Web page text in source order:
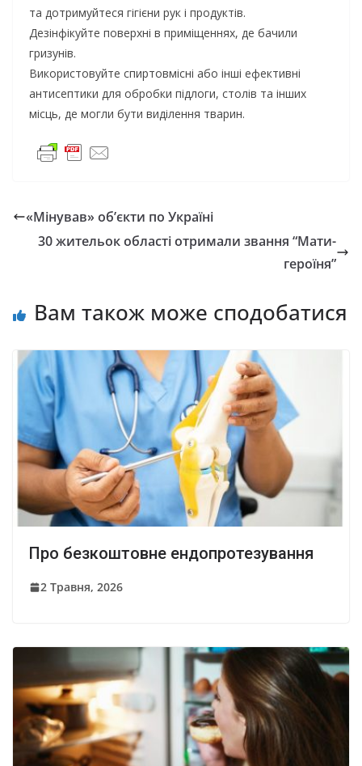
та дотримуйтеся гігієни рук і продуктів.
Дезінфікуйте поверхні в приміщеннях, де бачили
гризунів.
Використовуйте спиртовмісні або інші ефективні
антисептики для обробки підлоги, столів та інших
місць, де могли бути виділення тварин.
«Мінував» об’єкти по Україні
30 жительок області отримали звання “Мати-
героїня”
Вам також може сподобатися
Про безкоштовне ендопротезування
2 Травня, 2026